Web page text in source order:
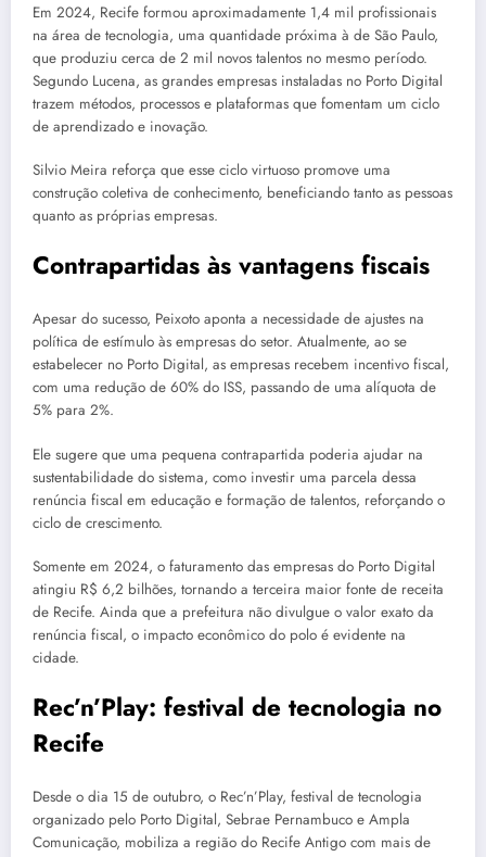
Em 2024, Recife formou aproximadamente 1,4 mil profissionais
na área de tecnologia, uma quantidade próxima à de São Paulo,
que produziu cerca de 2 mil novos talentos no mesmo período.
Segundo Lucena, as grandes empresas instaladas no Porto Digital
trazem métodos, processos e plataformas que fomentam um ciclo
de aprendizado e inovação.
Silvio Meira reforça que esse ciclo virtuoso promove uma
construção coletiva de conhecimento, beneficiando tanto as pessoas
quanto as próprias empresas.
Contrapartidas às vantagens fiscais
Apesar do sucesso, Peixoto aponta a necessidade de ajustes na
política de estímulo às empresas do setor. Atualmente, ao se
estabelecer no Porto Digital, as empresas recebem incentivo fiscal,
com uma redução de 60% do ISS, passando de uma alíquota de
5% para 2%.
Ele sugere que uma pequena contrapartida poderia ajudar na
sustentabilidade do sistema, como investir uma parcela dessa
renúncia fiscal em educação e formação de talentos, reforçando o
ciclo de crescimento.
Somente em 2024, o faturamento das empresas do Porto Digital
atingiu R$ 6,2 bilhões, tornando a terceira maior fonte de receita
de Recife. Ainda que a prefeitura não divulgue o valor exato da
renúncia fiscal, o impacto econômico do polo é evidente na
cidade.
Rec’n’Play: festival de tecnologia no
Recife
Desde o dia 15 de outubro, o Rec’n’Play, festival de tecnologia
organizado pelo Porto Digital, Sebrae Pernambuco e Ampla
Comunicação, mobiliza a região do Recife Antigo com mais de